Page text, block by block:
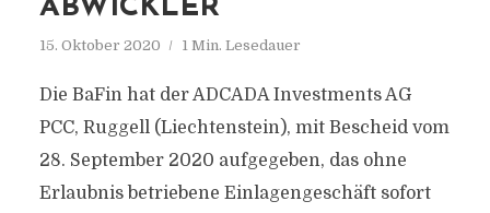
ABWICKLER
15. Oktober 2020 1 Min. Lesedauer
Die BaFin hat der ADCADA Investments AG
PCC, Ruggell (Liechtenstein), mit Bescheid vom
28. September 2020 aufgegeben, das ohne
Erlaubnis betriebene Einlagengeschäft sofort